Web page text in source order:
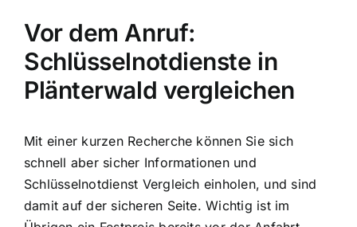
Vor dem Anruf:
Schlüsselnotdienste in
Plänterwald vergleichen
Mit einer kurzen Recherche können Sie sich
schnell aber sicher Informationen und
Schlüsselnotdienst Vergleich einholen, und sind
damit auf der sicheren Seite. Wichtig ist im